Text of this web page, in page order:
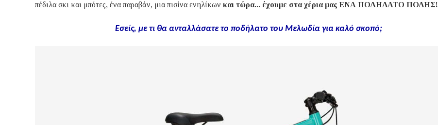
πέδιλα σκι και μπότες, ένα παραβάν, μια πισίνα ενηλίκων και τώρα... έχουμε στα χέρια μας ΕΝΑ ΠΟΔΗΛΑΤΟ ΠΟΛΗΣ!
Εσείς, με τι θα ανταλλάσατε το ποδήλατο του Μελωδία για καλό σκοπό;